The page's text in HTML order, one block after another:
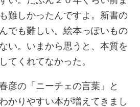
難しかったんですよ。新書の
でも難しい。絵本っぽいもの
い。いまから思うと、本質を
てくれてなかった。
彦の「ニーチェの言葉」と
かりやすい本が増えてきまし